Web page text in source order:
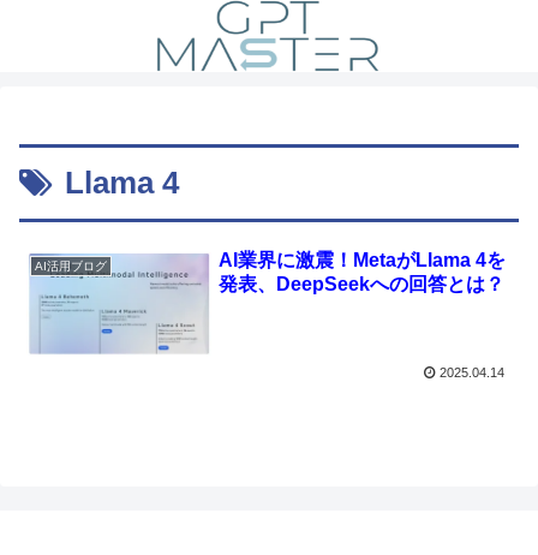
Llama 4
AI活用ブログ
AI業界に激震！MetaがLlama 4を
発表、DeepSeekへの回答とは？
2025.04.14